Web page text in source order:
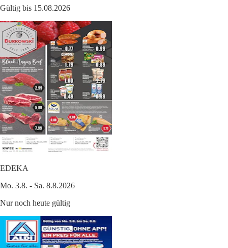
Gültig bis 15.08.2026
EDEKA
Mo. 3.8. - Sa. 8.8.2026
Nur noch heute gültig